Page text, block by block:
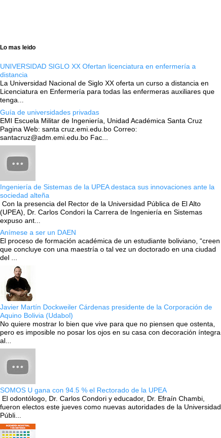
Lo mas leido
UNIVERSIDAD SIGLO XX Ofertan licenciatura en enfermería a
distancia
La Universidad Nacional de Siglo XX oferta un curso a distancia en
Licenciatura en Enfermería para todas las enfermeras auxiliares que
tenga...
Guía de universidades privadas
EMI Escuela Militar de Ingeniería, Unidad Académica Santa Cruz
Pagina Web: santa cruz.emi.edu.bo Correo:
santacruz@adm.emi.edu.bo Fac...
Ingeniería de Sistemas de la UPEA destaca sus innovaciones ante la
sociedad alteña
Con la presencia del Rector de la Universidad Pública de El Alto
(UPEA), Dr. Carlos Condori la Carrera de Ingeniería en Sistemas
expuso ant...
Anímese a ser un DAEN
El proceso de formación académica de un estudiante boliviano, “creen
que concluye con una maestría o tal vez un doctorado en una ciudad
del ...
Javier Martín Dockweiler Cárdenas presidente de la Corporación de
Aquino Bolivia (Udabol)
No quiere mostrar lo bien que vive para que no piensen que ostenta,
pero es imposible no posar los ojos en su casa con decoración íntegra
al...
SOMOS U gana con 94.5 % el Rectorado de la UPEA
El odontólogo, Dr. Carlos Condori y educador, Dr. Efraín Chambi,
fueron electos este jueves como nuevas autoridades de la Universidad
Públi...